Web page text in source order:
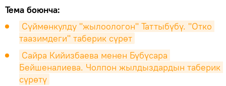
Тема боюнча:
Сүймөнкулду "жылоологон" Таттыбүбү. "Отко
таазимдеги" таберик сүрөт
Сайра Кийизбаева менен Бүбүсара
Бейшеналиева. Чолпон жылдыздардын таберик
сүрөтү